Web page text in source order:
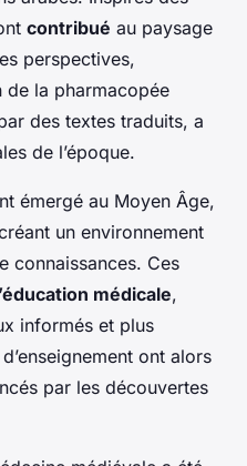
contribué au paysage
perspectives,
de la pharmacopée
des textes traduits, a
de l’époque.
émergé au Moyen Âge,
un environnement
connaissances. Ces
médicale,
informés et plus
ont alors
par les découvertes